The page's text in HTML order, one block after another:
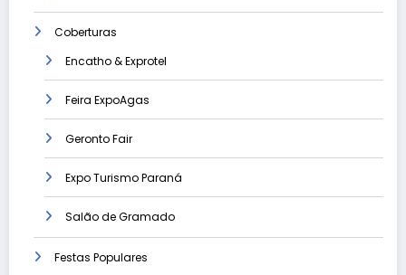
Coberturas
Encatho & Exprotel
Feira ExpoAgas
Geronto Fair
Expo Turismo Paraná
Salão de Gramado
Festas Populares